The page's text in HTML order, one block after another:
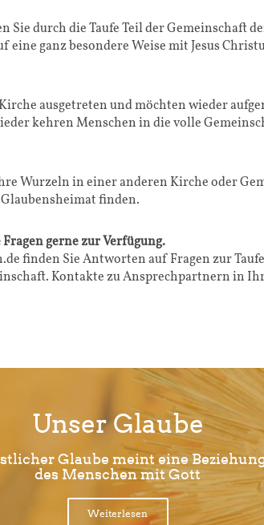
Sie durch die Taufe Teil der Gemeinschaft
eine ganz besondere Weise mit Jesus
ausgetreten und möchten wieder
kehren Menschen in die volle
Wurzeln in einer anderen Kirche oder
finden.
gerne zur Verfügung.
finden Sie Antworten auf Fragen zur
Kontakte zu Ansprechpartnern in
Unser Glaube
Glaube meint eine
des Menschen mit Gott
Weiterlesen